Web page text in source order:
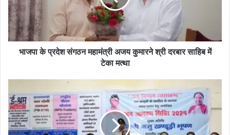
भाजपा के प्रदेश संगठन महामंत्री अजय कुमारने श्री दरबार साहिब में
टेका मत्था